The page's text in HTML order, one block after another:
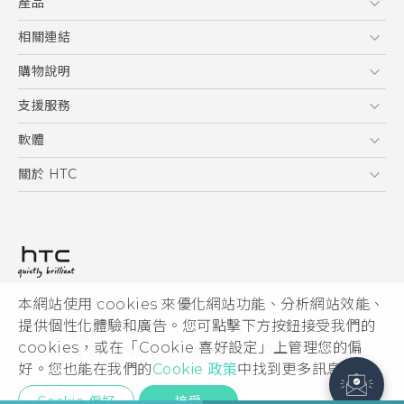
本網站使用 cookies 來優化網站功能、分析網站效能、
提供個性化體驗和廣告。您可點擊下方按鈕接受我們的
cookies，或在「Cookie 喜好設定」上管理您的偏
好。您也能在我們的Cookie 政策中找到更多訊息。
5G
智慧型手機
配件
相關連結
HTC Research
購物說明
購物須知
訂單管理
付款方式
支援服務
到府收送維修服務
服務中心資訊
客戶服務佈告欄
軟體
應用程式
HTC Sync Manager
關於 HTC
投資人
隱私權政策
產品安全性
Cookie
Security and Privacy Whitepaper
© 2011-2026 HTC Corporation
HTC 法律文件
宏達國際電子股份有限公司 | 統一編號16003518
隱私聯絡:Global-Privacy@htc.com